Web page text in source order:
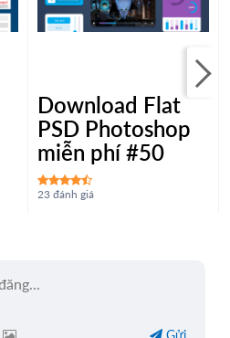
Download Flat
PSD Photoshop
miễn phí #50
23 đánh giá